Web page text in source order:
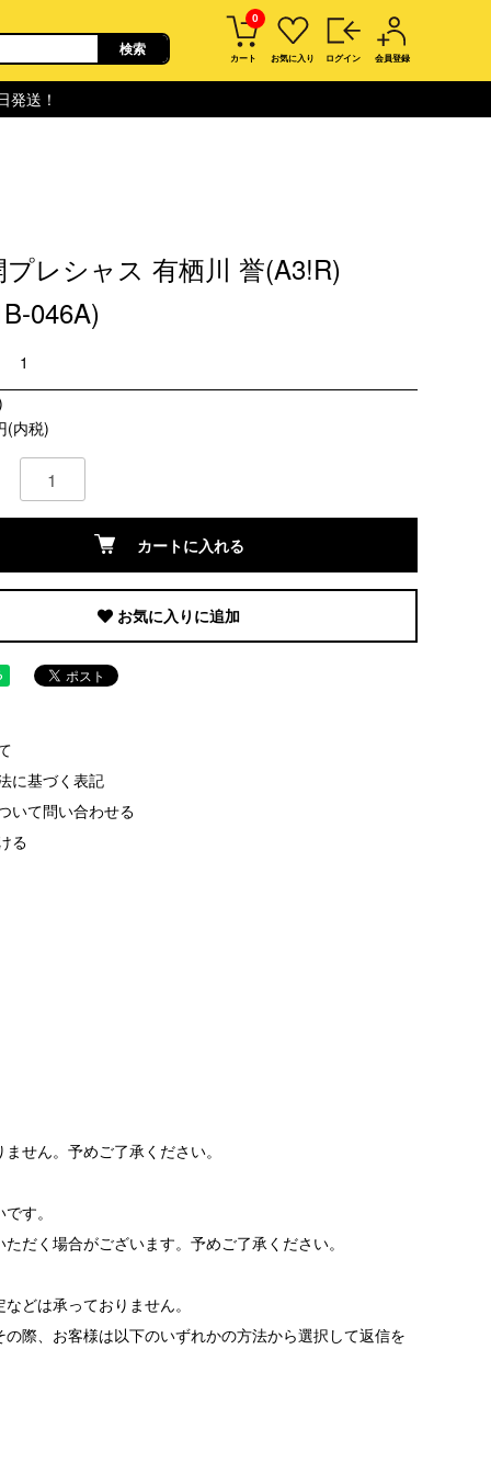
0
カート お気に入り ログイン 会員登録
発送！
プレシャス 有栖川 誉(A3!R)
046A)
1
(内税)
カートに入れる
お気に入りに追加
に基づく表記
いて問い合わせる
る
せん。予めご了承ください。
す。
だく場合がございます。予めご了承ください。
どは承っておりません。
際、お客様は以下のいずれかの方法から選択して返信を